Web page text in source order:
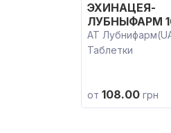
ЭХИНАЦЕЯ-
ЛУБНЫФАРМ
АТ
Таблетки
от 108.00 грн